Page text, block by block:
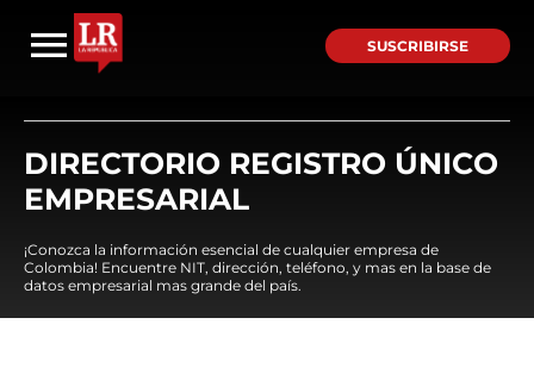
SUSCRIBIRSE
DIRECTORIO REGISTRO ÚNICO
EMPRESARIAL
¡Conozca la información esencial de cualquier empresa de
Colombia! Encuentre NIT, dirección, teléfono, y mas en la base de
datos empresarial mas grande del país.